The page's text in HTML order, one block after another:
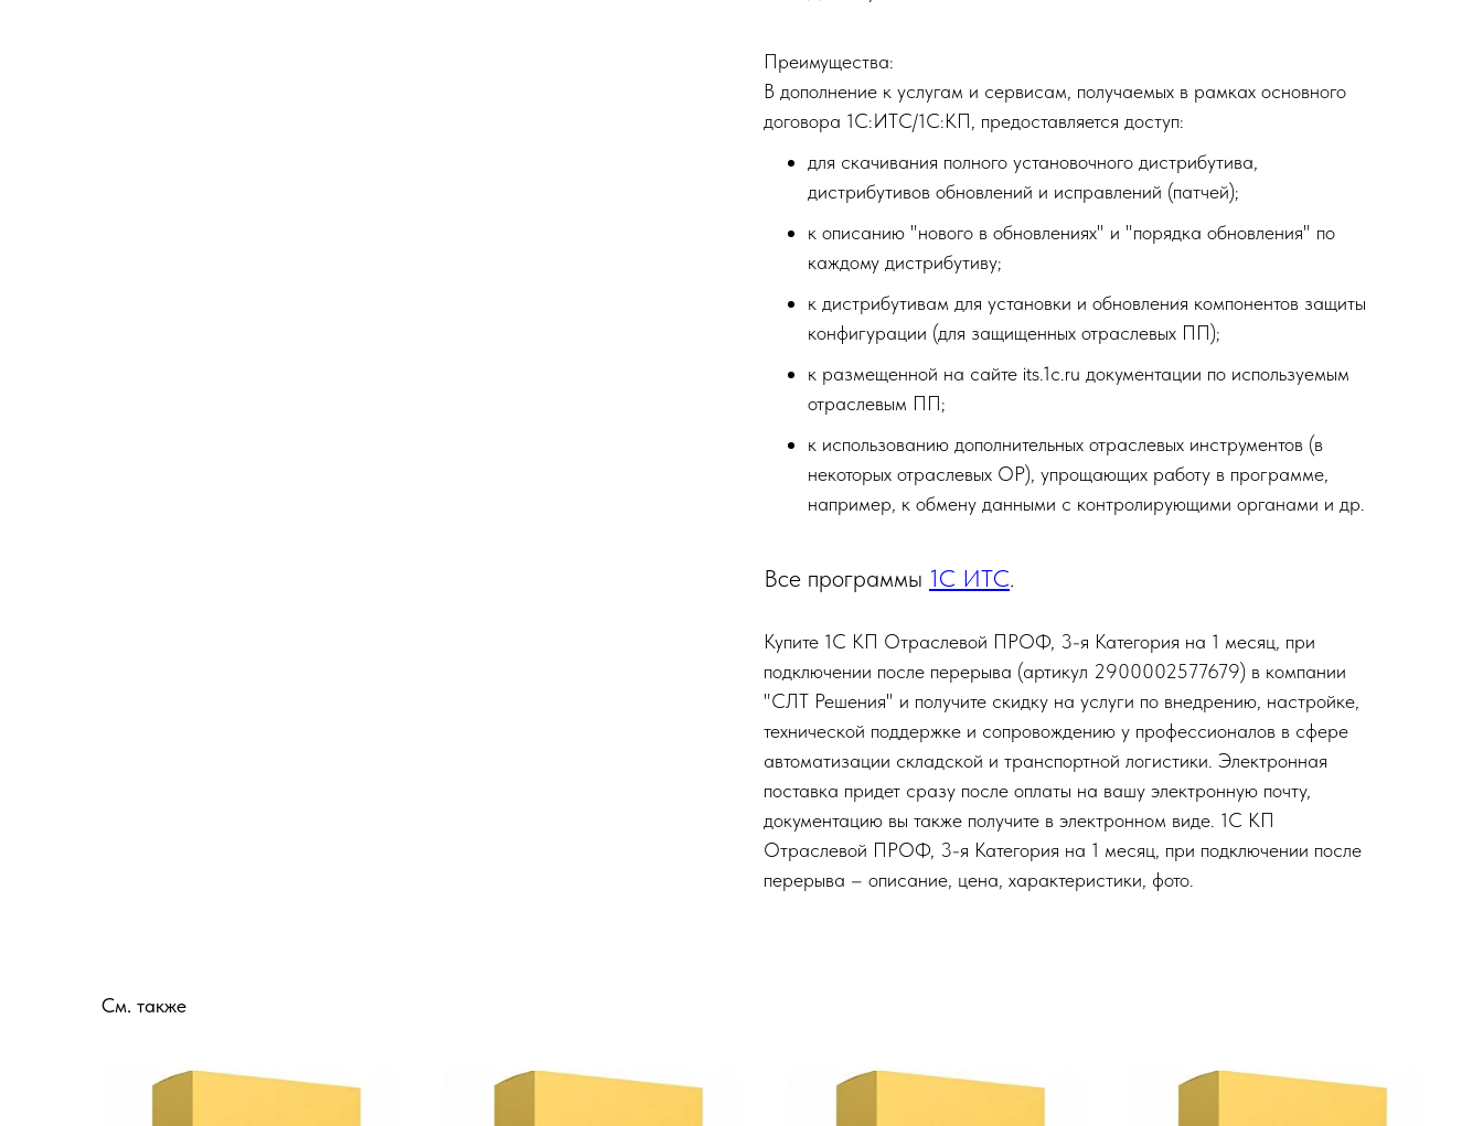
Преимущества:
В дополнение к услугам и сервисам, получаемых в рамках основного
договора 1С:ИТС/1С:КП, предоставляется доступ:
для скачивания полного установочного дистрибутива,
дистрибутивов обновлений и исправлений (патчей);
к описанию "нового в обновлениях" и "порядка обновления" по
каждому дистрибутиву;
к дистрибутивам для установки и обновления компонентов защиты
конфигурации (для защищенных отраслевых ПП);
к размещенной на сайте its.1c.ru документации по используемым
отраслевым ПП;
к использованию дополнительных отраслевых инструментов (в
некоторых отраслевых ОР), упрощающих работу в программе,
например, к обмену данными с контролирующими органами и др.
Все программы 1С ИТС.
Купите 1С КП Отраслевой ПРОФ, 3-я Категория на 1 месяц, при
подключении после перерыва (артикул 2900002577679) в компании
"СЛТ Решения" и получите скидку на услуги по внедрению, настройке,
технической поддержке и сопровождению у профессионалов в сфере
автоматизации складской и транспортной логистики. Электронная
поставка придет сразу после оплаты на вашу электронную почту,
документацию вы также получите в электронном виде. 1С КП
Отраслевой ПРОФ, 3-я Категория на 1 месяц, при подключении после
перерыва – описание, цена, характеристики, фото.
См. также